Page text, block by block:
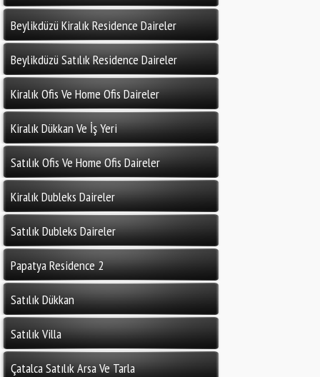
Beylikdüzü Kiralık Residence Daireler
Beylikdüzü Satılık Residence Daireler
Kiralık Ofis Ve Home Ofis Daireler
Kiralık Dükkan Ve İş Yeri
Satılık Ofis Ve Home Ofis Daireler
Kiralık Dubleks Daireler
Satılık Dubleks Daireler
Papatya Residence 2
Satılık Dükkan
Satılık Villa
Çatalca Satılık Arsa Ve Tarla